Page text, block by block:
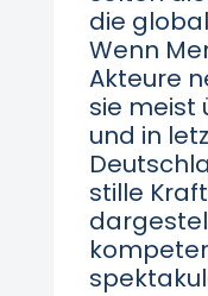
die
Wenn
Akteure
sie meist
und in
stille